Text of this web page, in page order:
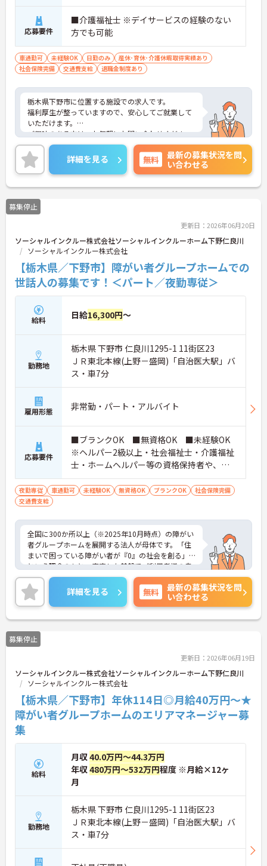
応募要件
■介護福祉士 ※デイサービスの経験のない
方でも可能
車通勤可 未経験OK 日勤のみ
産休･育休･介護休暇取得実績あり
社会保険完備
交通費支給 退職金制度あり
栃木県下野市に位置する施設での求人です。
福利厚生が整っていますので、安心してご就業して
いただけます。
ご興味のある方は、お気軽にお問い合わせくださ
い。
詳細を見る 無料
最新の募集状況を問
い合わせる
募集停止
更新日：2026年06月20日
ソーシャルインクルー株式会社ソーシャルインクルーホーム下野仁良川
ソーシャルインクルー株式会社
【栃木県／下野市】障がい者グループホームでの
世話人の募集です！＜パート／夜勤専従＞
給料 日給16,300円～
勤務地
栃木県 下野市 仁良川1295-1 11街区23
ＪＲ東北本線(上野－盛岡)「自治医大駅」バ
ス・車7分
雇用形態 非常勤・パート・アルバイト
応募要件
■ブランクOK ■無資格OK ■未経験OK
※ヘルパー2級以上・社会福祉士・介護福祉
士・ホームヘルパー等の資格保持者や、福
祉系業務経験者、障害者支援施設経験者、
生活支援員、障害者支援員、就労支援員、
夜勤専従 車通勤可 未経験OK 無資格OK ブランクOK
社会保険完備
交通費支給
全国に300か所以上（※2025年10月時点）の障がい
者グループホームを展開する法人が母体です。「住
まいで困っている障がい者が『0』の社会を創る」
という理念のもと、安定した基盤でご利用者様の自
立を支援しています。週1日からの勤務が可能で、W
ワークや扶養内での勤務も歓迎しており、ご自身の
ペースで働けます。20代から60代まで幅広い世代が
活躍中で、未経験や無資格の方でも安心してスター
トできるよう、先輩スタッフが丁寧にサポートしま
す。昇給の機会は年2回あり、頑張りが評価される環
境です。正社員登用制度や産休・育休制度も整って
られます。介護に挑戦したい方や、空いた時間を有
効活用したい方におすすめです。ご興味のある方は
詳細等をお伝えしますので、お気軽にお問い合わせ
ください。
詳細を見る 無料
最新の募集状況を問
い合わせる
募集停止
更新日：2026年06月19日
ソーシャルインクルー株式会社ソーシャルインクルーホーム下野仁良川
ソーシャルインクルー株式会社
【栃木県／下野市】年休114日◎月給40万円～★
障がい者グループホームのエリアマネージャー募
集
給料
月収40.0万円～44.3万円
年収480万円～532万円程度 ※月給×12ヶ
月
勤務地
栃木県 下野市 仁良川1295-1 11街区23
ＪＲ東北本線(上野－盛岡)「自治医大駅」バ
ス・車7分